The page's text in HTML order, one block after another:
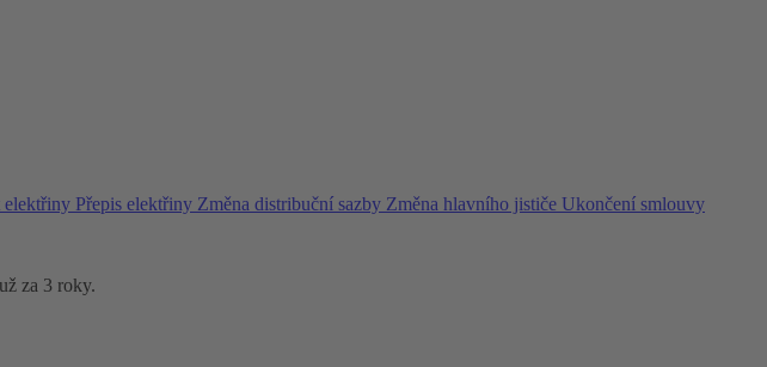
elektřiny Přepis elektřiny Změna distribuční sazby Změna hlavního jističe Ukončení smlouvy
za 3 roky.